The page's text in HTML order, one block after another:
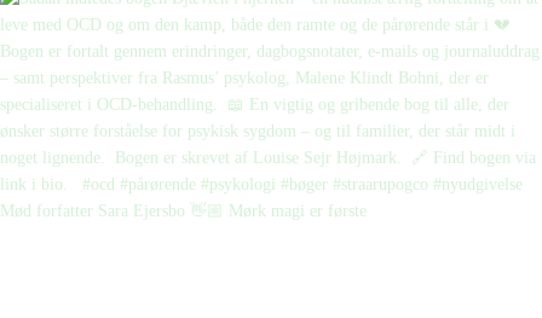
Mød forfatter Sara Ejersbo 👋🏼 Mørk magi er første